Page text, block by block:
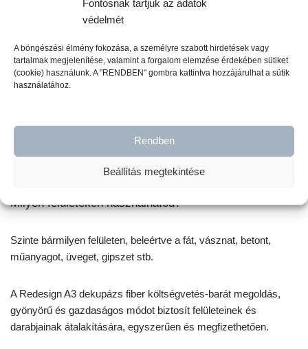
Fontosnak tartjuk az adatok
védelmét
A böngészési élmény fokozása, a személyre szabott hirdetések vagy
tartalmak megjelenítése, valamint a forgalom elemzése érdekében sütiket
(cookie) használunk. A "RENDBEN" gombra kattintva hozzájárulhat a sütik
használatához.
Rendben
Beállítás megtekintése
Milyen tulajdonságokkal rendelkezik a Redesign A4
A nagy sűrűségű, szálas anyagból készült Dekupázs Fiber úgy
lett kialakítva, hogy bármilyen felületen használható legyen, a
rendkívül sokoldalú anyag kompatibilis a legtöbb vízbázisú
hordozóanyaggal, és teljesen beleolvad a felületekbe, anélkül,
Milyen felületeken használhatod?
Szinte bármilyen felületen, beleértve a fát, vásznat, betont,
műanyagot, üveget, gipszet stb.
A Redesign A3 dekupázs fiber költségvetés-barát megoldás,
gyönyörű és gazdaságos módot biztosít felületeinek és
darabjainak átalakítására, egyszerűen és megfizethetően.